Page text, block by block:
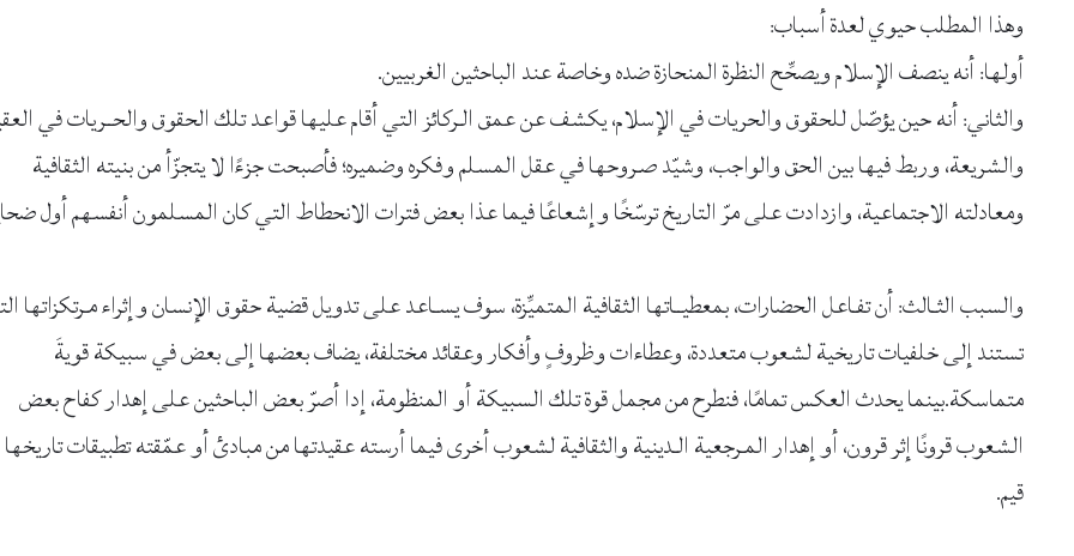
وهذا المطلب حيوي لعدة أسباب:
أولها: أنه ينصف الإسلام ويصحِّح النظرة المنحازة ضده وخاصة عند الباحثين الغربيين.
والثاني: أنه حين يؤصّل للحقوق والحريات في الإسلام، يكشف عن عمق الـركائز التي أقام عليها قواعد تلك الحقوق والحــريات في
والشريعة، وربط فيها بين الحق والواجب، وشيّد صـروحها في عقل المسلم وفكره وضميره؛ فأصبحت جزءًا لا يتجزّأ من بنيته الثقافية
ومعادلته الاجتماعية، وازدادت على مرّ التاريخ ترسّخًا وإشعاعًا فيما عذا بعض فترات الانحطاط التي كان المسلمون أنفسهم أول
والسبب الثـالث: أن تفـاعل الحضارات، بمعطيــاتها الثقافية المتميِّزة، سوف يسـاعد على تدويل قضية حقوق الإنسان وإثراء مـرتكزاتها
تستند إلى خلفيات تاريخية لشعوب متعددة، وعطاءات وظروفٍ وأفكار وعقائد مختلفة، يضاف بعضها إلى بعض في سبيكة قويةَ
متماسكة.بينما يحدث العكس تمامًا، فنطرح من مجمل قوة تلك السبيكة أو المنظومة، إدا أصرّ بعض الباحثين على إهدار كفاح بعض
الشعوب قرونًا إثر قرون، أو إهدار المـرجعية الـدينية والثقافية لشعوب أخرى فيما أرسته عقيدتها من مبادئ أو عمّقته تطبيقات
قيم.